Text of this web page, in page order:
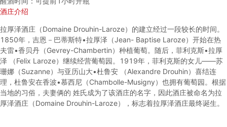
酒庄介绍
拉厚泽酒庄（Domaine Drouhin-Laroze）的建立经过一段较长的时间。
1850年，吉恩－巴蒂斯特•拉厚泽（Jean- Baptise Laroze）开始在热
夫雷•香贝丹（Gevrey-Chambertin）种植葡萄。随后，菲利克斯•拉厚
泽 （Felix Laroze）继续经营葡萄园。1919年，菲利克斯的女儿——苏
珊娜（Suzanne）与亚历山大•杜鲁安 （Alexandre Drouhin）喜结连
理，杜鲁安在香波•慕西尼（Chambolle-Musigny）也拥有葡萄园。根据
当地的习俗，夫妻俩的 姓氏成为了该酒庄的名字，因此酒庄被命名为拉
厚泽酒庄（Domaine Drouhin-Laroze），标志着拉厚泽酒庄最终诞生。